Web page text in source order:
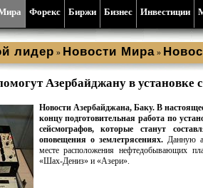
Форекс Биржи Бизнес Инвестиции
лидер » Новости Мира »
Азербайджану в установке
Новости Азербайджана, Баку. В
концу подготовительная работа по
сейсмографов, которые станут
оповещения о землетрясениях.Данную
месте расположения нефтедобывающих
«Шах-Дениз» и «Азери».